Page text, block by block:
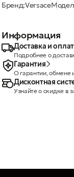
Бренд:Versace
Информация
Доставка и
Подробнее о
Гарантия
О гарантии, обмене
Дисконтная
Узнайте о скидке в